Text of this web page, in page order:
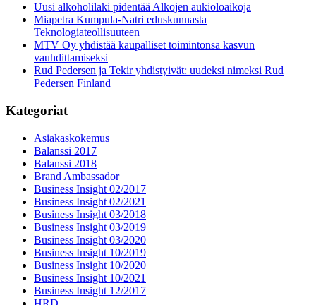
Uusi alkoholilaki pidentää Alkojen aukioloaikoja
Miapetra Kumpula-Natri eduskunnasta
Teknologiateollisuuteen
MTV Oy yhdistää kaupalliset toimintonsa kasvun
vauhdittamiseksi
Rud Pedersen ja Tekir yhdistyivät: uudeksi nimeksi Rud
Pedersen Finland
Kategoriat
Asiakaskokemus
Balanssi 2017
Balanssi 2018
Brand Ambassador
Business Insight 02/2017
Business Insight 02/2021
Business Insight 03/2018
Business Insight 03/2019
Business Insight 03/2020
Business Insight 10/2019
Business Insight 10/2020
Business Insight 10/2021
Business Insight 12/2017